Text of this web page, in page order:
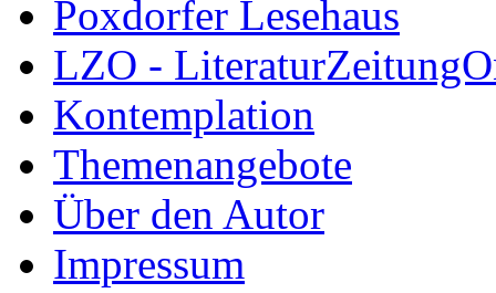
Poxdorfer Lesehaus
LZO -
Kontemplation
Themenangebote
Über den Autor
Impressum